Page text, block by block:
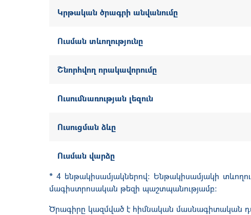
Կրթական ծրագրի անվանումը
Ուսման տևողությունը
Շնորհվող որակավորումը
Ուսումնառության լեզուն
Ուսուցման ձևը
Ուսման վարձը
* 4 ենթակիսամյակներով: Ենթակիսամյակի
մագիստրոսական թեզի պաշտպանությամբ:
Ծրագիրը կազմված է հիմնական մասնագիտական